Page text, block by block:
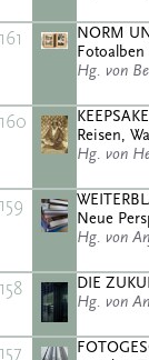
161
NORM
Hg. von
160
Reisen,
Hg. von
159
Neue
Hg. von
158
DIE
Hg. von
157